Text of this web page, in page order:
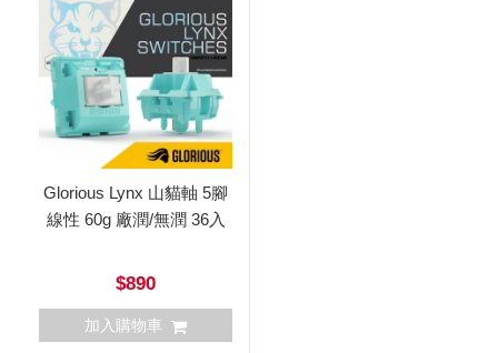
Glorious Lynx 山貓軸 5腳
線性 60g 廠潤/無潤 36入
$890
加入購物車